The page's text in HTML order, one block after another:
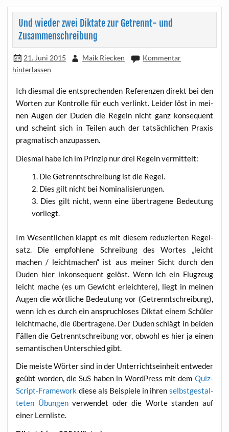
Und wieder zwei Diktate zur Getrennt- und
Zusammenschreibung
21. Juni 2015 Maik Riecken
Kommentar
hinterlassen
Ich dies­mal die ent­spre­chen­den Refe­ren­zen direkt bei den
Wor­ten zur Kon­trol­le für euch ver­linkt. Lei­der löst in mei­
nen Augen der Duden die Regeln nicht ganz kon­se­quent
und scheint sich in Tei­len auch der tat­säch­li­chen Pra­xis
prag­ma­tisch anzupassen.
Dies­mal habe ich im Prin­zip nur drei Regeln vermittelt:
Die Getrennt­schrei­bung ist die Regel.
Dies gilt nicht bei Nominalisierungen.
Dies gilt nicht, wenn eine über­tra­ge­ne Bedeu­tung
vorliegt.
Im Wesent­li­chen klappt es mit die­sem redu­zier­ten Regel­
satz. Die emp­foh­le­ne Schrei­bung des Wor­tes „leicht
machen / leicht­ma­chen“ ist aus mei­ner Sicht durch den
Duden hier inkon­se­quent gelöst. Wenn ich ein Flug­zeug
leicht mache (es um Gewicht erleich­te­re), liegt in mei­nen
Augen die wört­li­che Bedeu­tung vor (Getrennt­schrei­bung),
wenn ich es durch ein anspruch­lo­ses Dik­tat einem Schü­ler
leicht­ma­che, die über­tra­ge­ne. Der Duden schlägt in bei­den
Fäl­len die Getrennt­schrei­bung vor, obwohl es hier ja einen
seman­ti­schen Unter­schied gibt.
Die meis­te Wör­ter sind in der Unter­richts­ein­heit ent­we­der
geübt wor­den, die SuS haben in Word­Press mit dem Quiz-
Script-Frame­work die­se als Bei­spie­le in ihren selbst­ge­stal­
te­ten Übun­genver­wen­det oder die Wor­te stan­den auf
einer Lernliste.